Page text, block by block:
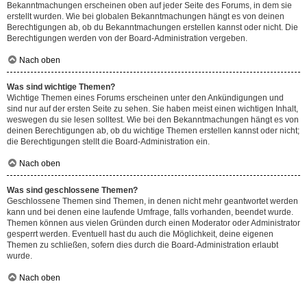
Bekanntmachungen erscheinen oben auf jeder Seite des Forums, in dem sie
erstellt wurden. Wie bei globalen Bekanntmachungen hängt es von deinen
Berechtigungen ab, ob du Bekanntmachungen erstellen kannst oder nicht. Die
Berechtigungen werden von der Board-Administration vergeben.
Nach oben
Was sind wichtige Themen?
Wichtige Themen eines Forums erscheinen unter den Ankündigungen und
sind nur auf der ersten Seite zu sehen. Sie haben meist einen wichtigen Inhalt,
weswegen du sie lesen solltest. Wie bei den Bekanntmachungen hängt es von
deinen Berechtigungen ab, ob du wichtige Themen erstellen kannst oder nicht;
die Berechtigungen stellt die Board-Administration ein.
Nach oben
Was sind geschlossene Themen?
Geschlossene Themen sind Themen, in denen nicht mehr geantwortet werden
kann und bei denen eine laufende Umfrage, falls vorhanden, beendet wurde.
Themen können aus vielen Gründen durch einen Moderator oder Administrator
gesperrt werden. Eventuell hast du auch die Möglichkeit, deine eigenen
Themen zu schließen, sofern dies durch die Board-Administration erlaubt
wurde.
Nach oben